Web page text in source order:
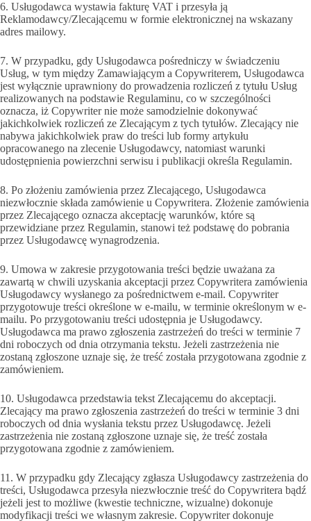
6. Usługodawca wystawia fakturę VAT i przesyła ją
Reklamodawcy/Zlecającemu w formie elektronicznej na wskazany
adres mailowy.
7. W przypadku, gdy Usługodawca pośredniczy w świadczeniu
Usług, w tym między Zamawiającym a Copywriterem, Usługodawca
jest wyłącznie uprawniony do prowadzenia rozliczeń z tytułu Usług
realizowanych na podstawie Regulaminu, co w szczególności
oznacza, iż Copywriter nie może samodzielnie dokonywać
jakichkolwiek rozliczeń ze Zlecającym z tych tytułów. Zlecający nie
nabywa jakichkolwiek praw do treści lub formy artykułu
opracowanego na zlecenie Usługodawcy, natomiast warunki
udostępnienia powierzchni serwisu i publikacji określa Regulamin.
8. Po złożeniu zamówienia przez Zlecającego, Usługodawca
niezwłocznie składa zamówienie u Copywritera. Złożenie zamówienia
przez Zlecającego oznacza akceptację warunków, które są
przewidziane przez Regulamin, stanowi też podstawę do pobrania
przez Usługodawcę wynagrodzenia.
9. Umowa w zakresie przygotowania treści będzie uważana za
zawartą w chwili uzyskania akceptacji przez Copywritera zamówienia
Usługodawcy wysłanego za pośrednictwem e-mail. Copywriter
przygotowuje treści określone w e-mailu, w terminie określonym w e-
mailu. Po przygotowaniu treści udostępnia je Usługodawcy.
Usługodawca ma prawo zgłoszenia zastrzeżeń do treści w terminie 7
dni roboczych od dnia otrzymania tekstu. Jeżeli zastrzeżenia nie
zostaną zgłoszone uznaje się, że treść została przygotowana zgodnie z
zamówieniem.
10. Usługodawca przedstawia tekst Zlecającemu do akceptacji.
Zlecający ma prawo zgłoszenia zastrzeżeń do treści w terminie 3 dni
roboczych od dnia wysłania tekstu przez Usługodawcę. Jeżeli
zastrzeżenia nie zostaną zgłoszone uznaje się, że treść została
przygotowana zgodnie z zamówieniem.
11. W przypadku gdy Zlecający zgłasza Usługodawcy zastrzeżenia do
treści, Usługodawca przesyła niezwłocznie treść do Copywritera bądź
jeżeli jest to możliwe (kwestie techniczne, wizualne) dokonuje
modyfikacji treści we własnym zakresie. Copywriter dokonuje